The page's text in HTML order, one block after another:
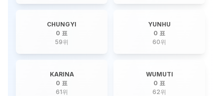
CHUNGYI
0 표
59위
YUNHU
0 표
60위
KARINA
0 표
61위
WUMUTI
0 표
62위